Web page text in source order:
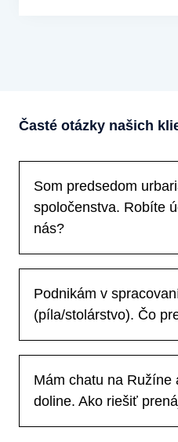
Časté otázky našich
Som predsedom
spoločenstva. Robíte
nás?
Podnikám v
(píla/stolárstvo). Čo
Mám chatu na Ružíne
doline. Ako riešiť